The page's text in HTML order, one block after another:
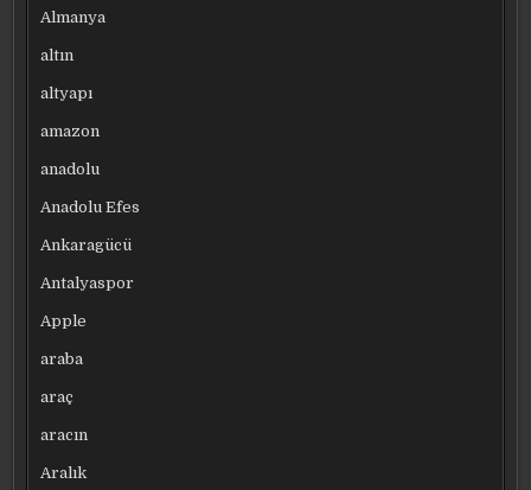
Almanya
altın
altyapı
amazon
anadolu
Anadolu Efes
Ankaragücü
Antalyaspor
Apple
araba
araç
aracın
Aralık